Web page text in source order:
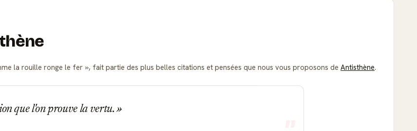
la rouille ronge le fer , fait partie des plus belles citations et pensées que nous vous proposons de Antisthène.
que l'on prouve la vertu.